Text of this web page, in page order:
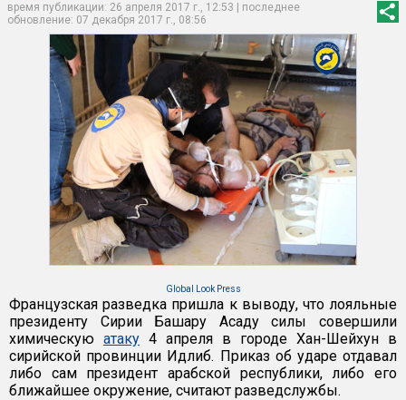
время публикации: 26 апреля 2017 г., 12:53 | последнее
обновление: 07 декабря 2017 г., 08:56
Global Look Press
Французская разведка пришла к выводу, что лояльные
президенту Сирии Башару Асаду силы совершили
химическую атаку 4 апреля в городе Хан-Шейхун в
сирийской провинции Идлиб. Приказ об ударе отдавал
либо сам президент арабской республики, либо его
ближайшее окружение, считают разведслужбы.